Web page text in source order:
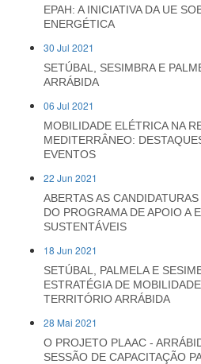
EPAH: A INICIATIVA DA UE
ENERGÉTICA
30 Jul 2021
SETÚBAL, SESIMBRA E
ARRÁBIDA
06 Jul 2021
MOBILIDADE ELÉTRICA NA
MEDITERRÂNEO:
EVENTOS
22 Jun 2021
ABERTAS AS
DO PROGRAMA DE APOIO A
SUSTENTÁVEIS
18 Jun 2021
SETÚBAL, PALMELA E
ESTRATÉGIA DE
TERRITÓRIO ARRÁBIDA
28 Mai 2021
O PROJETO PLAAC -
SESSÃO DE CAPACITAÇÃO